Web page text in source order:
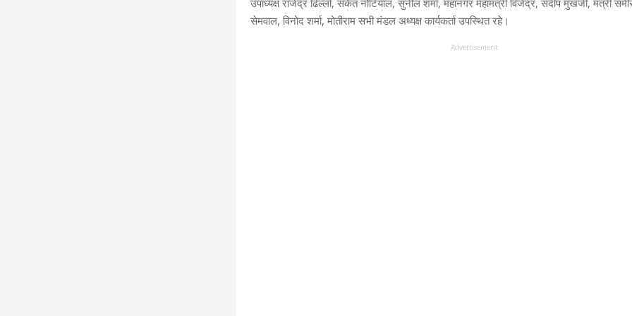
उपाध्यक्ष राजेंद्र ढिल्लों, संकेत नौटियाल, सुनील शर्मा, महानगर महामंत्री विजेंद्र, संदीप मुखर्जी, मंत्री
सेमवाल, विनोद शर्मा, मोतीराम सभी मंडल अध्यक्ष कार्यकर्ता उपस्थित रहे।
Advertisement